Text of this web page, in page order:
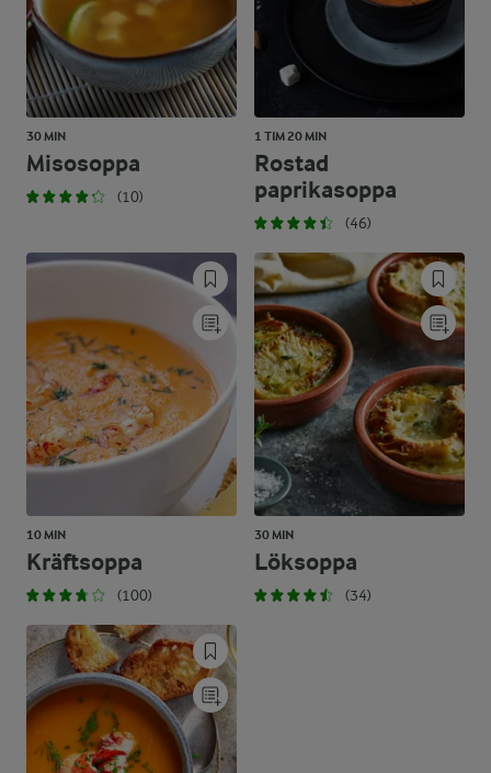
30 MIN
Misosoppa
(10)
1 TIM 20 MIN
Rostad
paprikasoppa
(46)
10 MIN
Kräftsoppa
(100)
30 MIN
Löksoppa
(34)